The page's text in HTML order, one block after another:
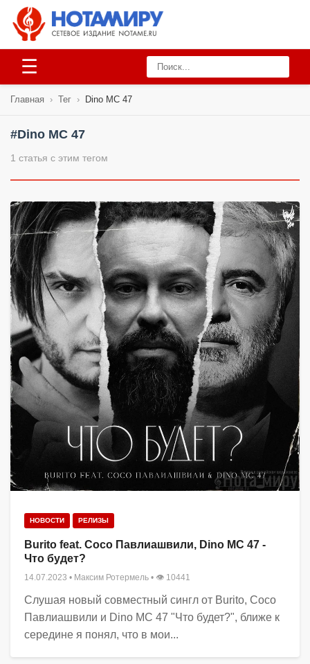
☰
Главная › Тег › Dino MC 47
#Dino MC 47
1 статья с этим тегом
НОВОСТИ РЕЛИЗЫ
Burito feat. Сосо Павлиашвили, Dino MC 47 -
Что будет?
14.07.2023 • Максим Ротермель • 👁 10441
Слушая новый совместный сингл от Burito, Сосо
Павлиашвили и Dino MC 47 "Что будет?", ближе к
середине я понял, что в мои...